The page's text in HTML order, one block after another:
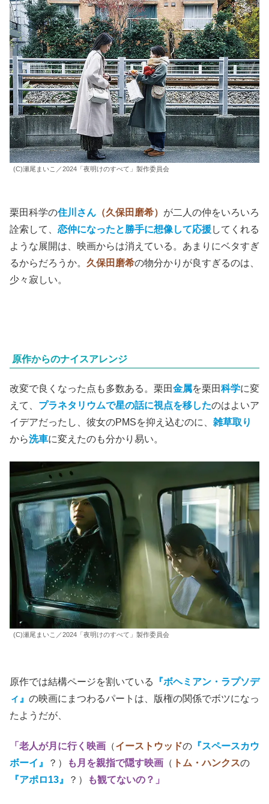
(C)瀬尾まいこ／2024「夜明けのすべて」製作委員会
栗田科学の住川さん （久保田磨希） が二人の仲をいろいろ
詮索して、 恋仲になったと勝手に想像して応援してくれる
ような展開は、映画からは消えている。あまりにベタすぎ
るからだろうか。 久保田磨希の物分かりが良すぎるのは、
少々寂しい。
原作からのナイスアレンジ
改変で良くなった点も多数ある。栗田金属を栗田科学に変
えて、 プラネタリウムで星の話に視点を移したのはよいア
イデアだったし、彼女のPMSを抑え込むのに、 雑草取り
から洗車に変えたのも分かり易い。
(C)瀬尾まいこ／2024「夜明けのすべて」製作委員会
原作では結構ページを割いている
『ボヘミアン・ラプソデ
ィ』 の映画にまつわるパートは、版権の関係でボツになっ
たようだが、
「老人が月に行く映画 （イーストウッドの 『スペースカウ
ボーイ』
？） も月を親指で隠す映画 （ トム・ハンクスの
『アポロ13』
？） も観てないの？」